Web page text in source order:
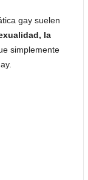
gay suelen
la
simplemente